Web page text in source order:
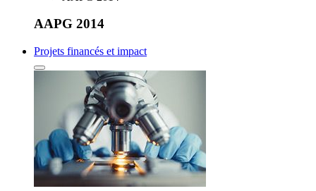
AAPG 2014
Projets financés et impact